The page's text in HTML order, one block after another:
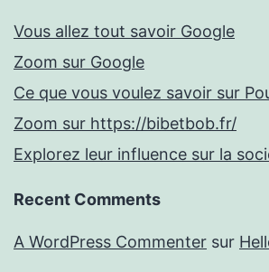
Vous allez tout savoir Google
Zoom sur Google
Ce que vous voulez savoir sur
Zoom sur https://bibetbob.fr/
Explorez leur influence sur la
Recent Comments
A WordPress Commenter sur